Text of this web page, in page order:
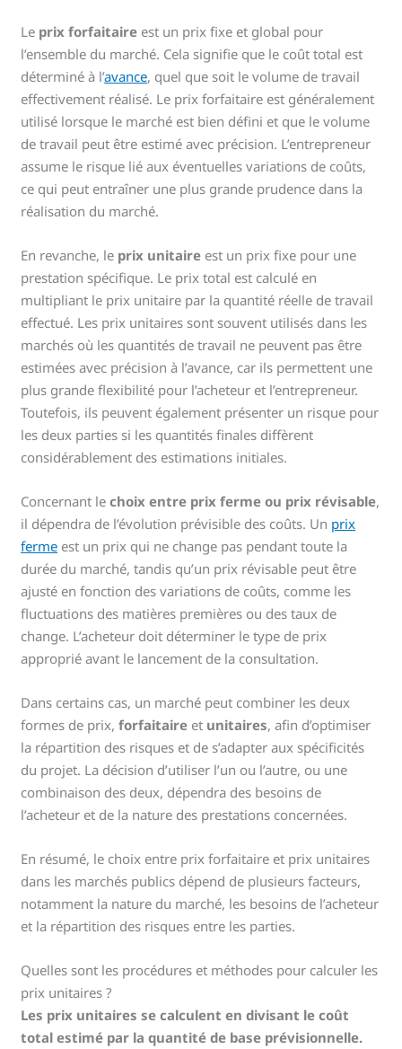
Le prix forfaitaire est un prix fixe et global pour
l’ensemble du marché. Cela signifie que le coût total est
déterminé à l’avance, quel que soit le volume de travail
effectivement réalisé. Le prix forfaitaire est généralement
utilisé lorsque le marché est bien défini et que le volume
de travail peut être estimé avec précision. L’entrepreneur
assume le risque lié aux éventuelles variations de coûts,
ce qui peut entraîner une plus grande prudence dans la
réalisation du marché.
En revanche, le prix unitaire est un prix fixe pour une
prestation spécifique. Le prix total est calculé en
multipliant le prix unitaire par la quantité réelle de travail
effectué. Les prix unitaires sont souvent utilisés dans les
marchés où les quantités de travail ne peuvent pas être
estimées avec précision à l’avance, car ils permettent une
plus grande flexibilité pour l’acheteur et l’entrepreneur.
Toutefois, ils peuvent également présenter un risque pour
les deux parties si les quantités finales diffèrent
considérablement des estimations initiales.
Concernant lechoix entre prix ferme ou prix révisable,
il dépendra de l’évolution prévisible des coûts. Un prix
ferme est un prix qui ne change pas pendant toute la
durée du marché, tandis qu’un prix révisable peut être
ajusté en fonction des variations de coûts, comme les
fluctuations des matières premières ou des taux de
change. L’acheteur doit déterminer le type de prix
approprié avant le lancement de la consultation.
Dans certains cas, un marché peut combiner les deux
formes de prix,forfaitaire et unitaires, afin d’optimiser
la répartition des risques et de s’adapter aux spécificités
du projet. La décision d’utiliser l’un ou l’autre, ou une
combinaison des deux, dépendra des besoins de
l’acheteur et de la nature des prestations concernées.
En résumé, le choix entre prix forfaitaire et prix unitaires
dans les marchés publics dépend de plusieurs facteurs,
notamment la nature du marché, les besoins de l’acheteur
et la répartition des risques entre les parties.
Quelles sont les procédures et méthodes pour calculer les
prix unitaires ?
Les prix unitaires se calculent en divisant le coût
total estimé par la quantité de base prévisionnelle.